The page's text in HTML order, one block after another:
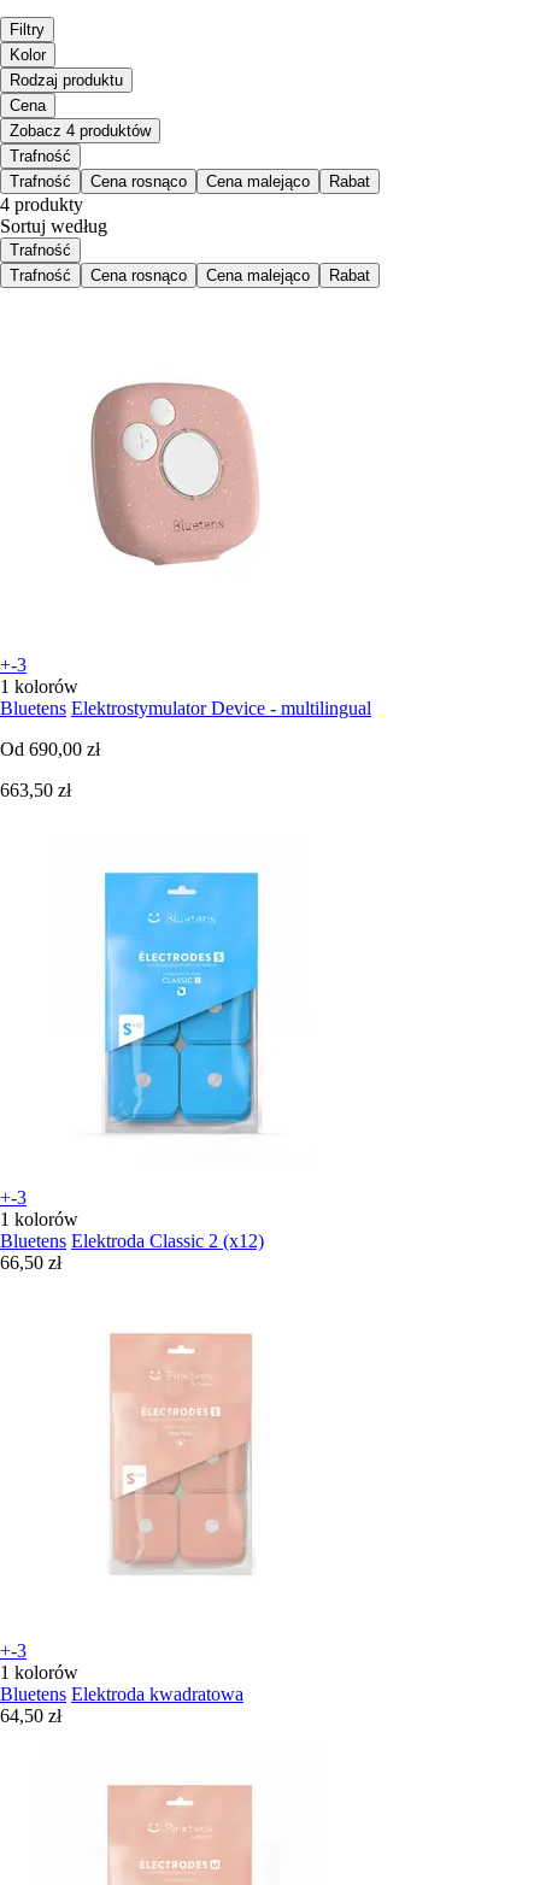
Filtry
Kolor
Rodzaj produktu
Cena
Zobacz 4 produktów
Trafność
Trafność
Cena rosnąco Cena malejąco Rabat
4 produkty
Sortuj według
Trafność
Trafność
Cena rosnąco Cena malejąco Rabat
+-3
1 kolorów
Bluetens Elektrostymulator Device - multilingual
Od 690,00 zł
663,50 zł
+-3
1 kolorów
Bluetens Elektroda Classic 2 (x12)
66,50 zł
+-3
1 kolorów
Bluetens Elektroda kwadratowa
64,50 zł